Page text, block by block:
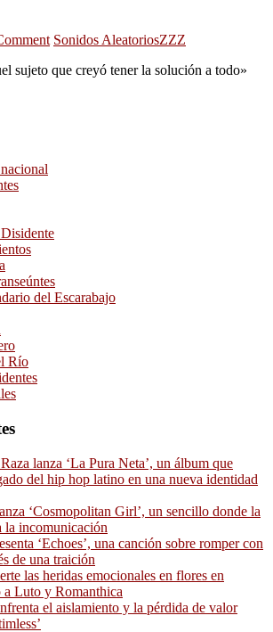
Sonidos AleatoriosZZZ
sujeto que creyó tener la solución a todo»
del Escarabajo
Río
lanza ‘La Pura Neta’, un álbum que
del hip hop latino en una nueva identidad
‘Cosmopolitan Girl’, un sencillo donde la
la incomunicación
‘Echoes’, una canción sobre romper con
de una traición
las heridas emocionales en flores en
a Luto y Romanthica
el aislamiento y la pérdida de valor